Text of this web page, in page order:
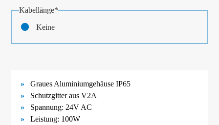
Pflichtfeld
Kabellänge*
Keine
Graues Aluminiumgehäuse IP65
Schutzgitter aus V2A
Spannung: 24V AC
Leistung: 100W